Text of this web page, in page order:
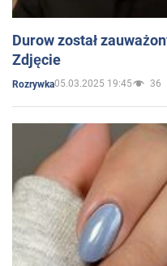
Durow został
Zdjęcie
Rozrywka05.03.2025 19:45 36